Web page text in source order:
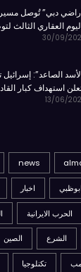
دبي” تُوصل
العقاري الثالث
30/09/
الصاعد”: إسرائيل
استهداف كبار
13/06/
news
ابوظبي اخبار
الحرب الايرانية
الشرع الصين
تكنلوجيا